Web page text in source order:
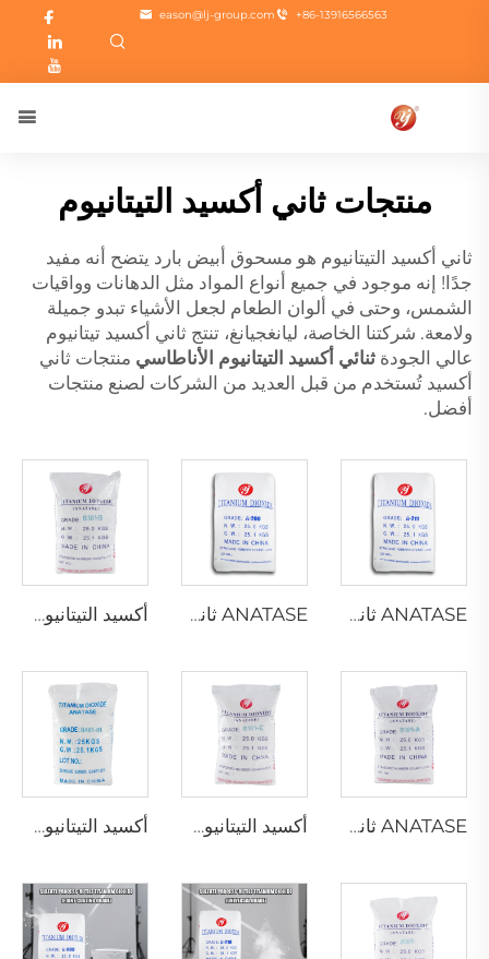
+86-13916566563
eason@lj-group.com
منتجات ثاني أكسيد التيتانيوم
ثاني أكسيد التيتانيوم هو مسحوق أبيض بارد يتضح أنه مفيد
جدًا! إنه موجود في جميع أنواع المواد مثل الدهانات وواقيات
الشمس، وحتى في ألوان الطعام لجعل الأشياء تبدو جميلة
ولامعة. شركتنا الخاصة، ليانغجيانغ، تنتج ثاني أكسيد تيتانيوم
عالي الجودة ثنائي أكسيد التيتانيوم الأناطاسي منتجات ثاني
أكسيد تُستخدم من قبل العديد من الشركات لصنع منتجات
أفضل.
ANATASE ثاني أكسيد التيتانيوم A211 ANATASE ثاني أكسيد التيتانيوم A200 أكسيد التيتانيوم من نوع ANATASE B101-B
ANATASE ثاني أكسيد التيتانيوم B101-A أكسيد التيتانيوم من نوع ANATASE B101-C أكسيد التيتانيوم الأناطاز BA01-01 | الدرجة العامة